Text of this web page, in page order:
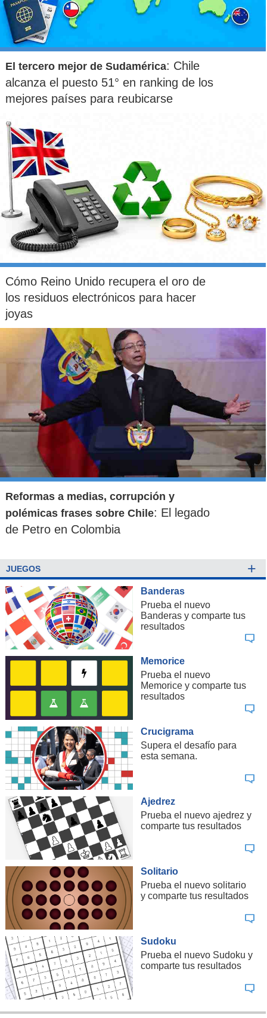
El tercero mejor de Sudamérica: Chile
alcanza el puesto 51° en ranking de los
mejores países para reubicarse
Cómo Reino Unido recupera el oro de
los residuos electrónicos para hacer
joyas
Reformas a medias, corrupción y
polémicas frases sobre Chile: El legado
de Petro en Colombia
JUEGOS +
Banderas
Prueba el nuevo
Banderas y comparte tus
resultados
Memorice
Prueba el nuevo
Memorice y comparte tus
resultados
Crucigrama
Supera el desafío para
esta semana.
Ajedrez
Prueba el nuevo ajedrez y
comparte tus resultados
Solitario
Prueba el nuevo solitario
y comparte tus resultados
Sudoku
Prueba el nuevo Sudoku y
comparte tus resultados